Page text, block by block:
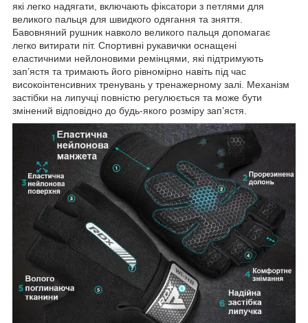
які легко надягати, включають фіксатори з петлями для
великого пальця для швидкого одягання та зняття.
Бавовняний рушник навколо великого пальця допомагає
легко витирати піт. Спортивні рукавички оснащені
еластичними нейлоновими ремінцями, які підтримують
зап’ястя та тримають його рівномірно навіть під час
високоінтенсивних тренувань у тренажерному залі. Механізм
застібки на липучці повністю регулюється та може бути
змінений відповідно до будь-якого розміру зап’ястя.